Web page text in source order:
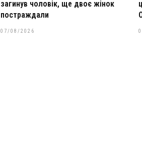
загинув чоловік, ще двоє жінок
постраждали
07/08/2026